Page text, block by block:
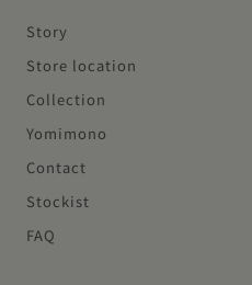
Story
Store location
Collection
Yomimono
Contact
Stockist
FAQ